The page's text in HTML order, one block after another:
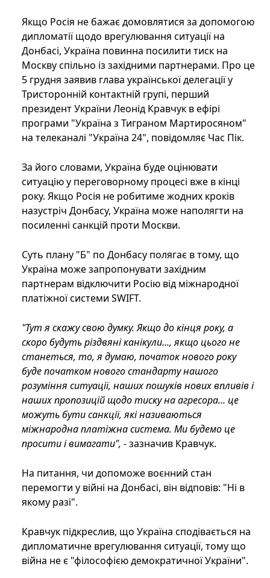
Якщо Росія не бажає домовлятися за допомогою
дипломатії щодо врегулювання ситуації на
Донбасі, Україна повинна посилити тиск на
Москву спільно із західними партнерами. Про це
5 грудня заявив глава української делегації у
Тристоронній контактній групі, перший
президент України Леонід Кравчук в ефірі
програми "Україна з Тиграном Мартиросяном"
на телеканалі "Україна 24", повідомляє Час Пік.
За його словами, Україна буде оцінювати
ситуацію у переговорному процесі вже в кінці
року. Якщо Росія не робитиме жодних кроків
назустріч Донбасу, Україна може наполягти на
посиленні санкцій проти Москви.
Суть плану "Б" по Донбасу полягає в тому, що
Україна може запропонувати західним
партнерам відключити Росію від міжнародної
платіжної системи SWIFT.
"Тут я скажу свою думку. Якщо до кінця року, а
скоро будуть різдвяні канікули..., якщо цього не
станеться, то, я думаю, початок нового року
буде початком нового стандарту нашого
розуміння ситуації, наших пошуків нових впливів і
наших пропозицій щодо тиску на агресора... це
можуть бути санкції, які називаються
міжнародна платіжна система. Ми будемо це
просити і вимагати", - зазначив Кравчук.
На питання, чи допоможе воєнний стан
перемогти у війні на Донбасі, він відповів: "Ні в
якому разі".
Кравчук підкреслив, що Україна сподівається на
дипломатичне врегулювання ситуації, тому що
війна не є "філософією демократичної України".